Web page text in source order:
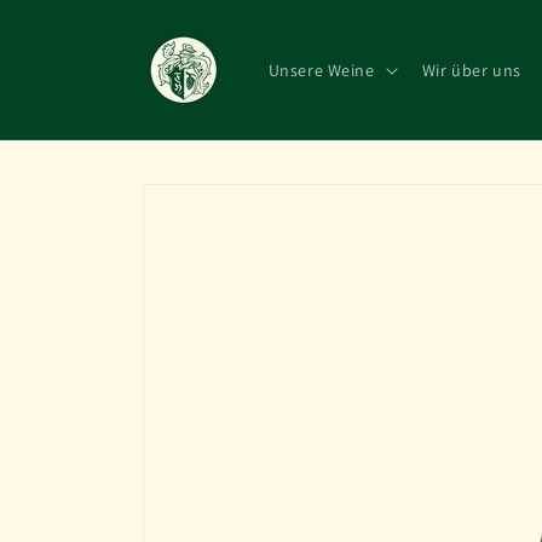
Unsere Weine Wir über uns